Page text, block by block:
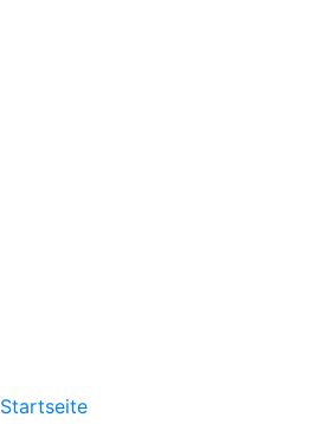
Startseite